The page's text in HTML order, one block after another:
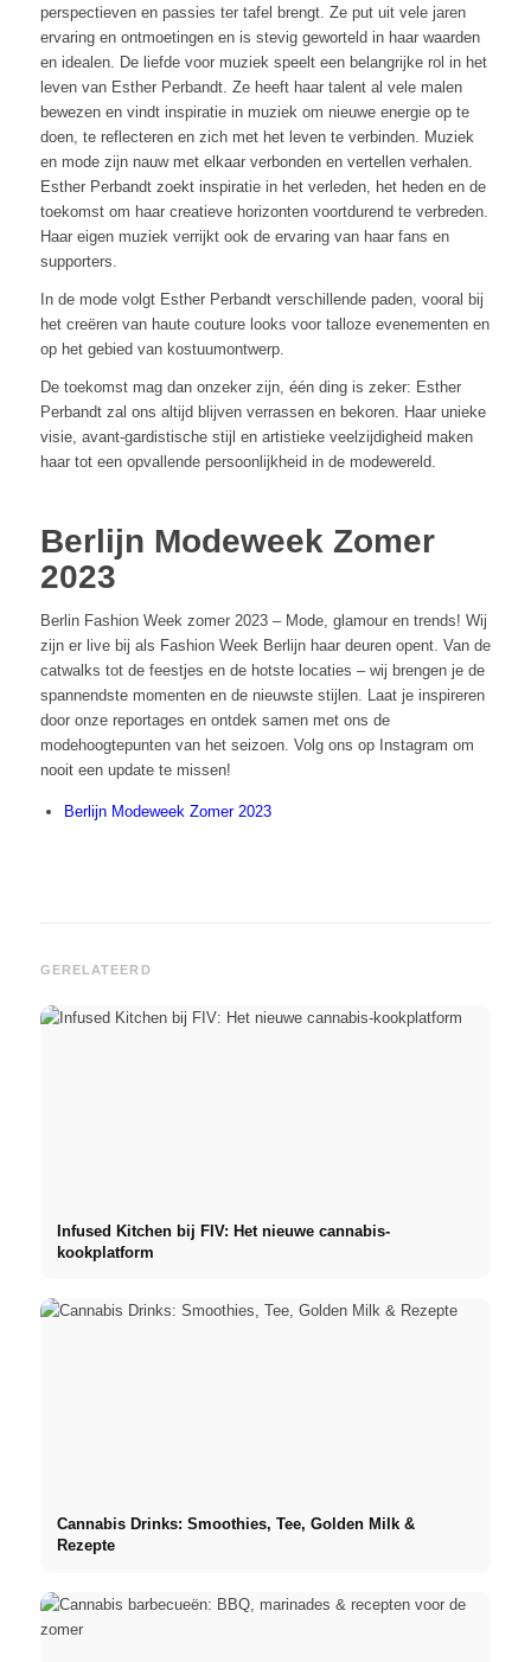
perspectieven en passies ter tafel brengt. Ze put uit vele jaren
ervaring en ontmoetingen en is stevig geworteld in haar waarden
en idealen. De liefde voor muziek speelt een belangrijke rol in het
leven van Esther Perbandt. Ze heeft haar talent al vele malen
bewezen en vindt inspiratie in muziek om nieuwe energie op te
doen, te reflecteren en zich met het leven te verbinden. Muziek
en mode zijn nauw met elkaar verbonden en vertellen verhalen.
Esther Perbandt zoekt inspiratie in het verleden, het heden en de
toekomst om haar creatieve horizonten voortdurend te verbreden.
Haar eigen muziek verrijkt ook de ervaring van haar fans en
supporters.
In de mode volgt Esther Perbandt verschillende paden, vooral bij
het creëren van haute couture looks voor talloze evenementen en
op het gebied van kostuumontwerp.
De toekomst mag dan onzeker zijn, één ding is zeker: Esther
Perbandt zal ons altijd blijven verrassen en bekoren. Haar unieke
visie, avant-gardistische stijl en artistieke veelzijdigheid maken
haar tot een opvallende persoonlijkheid in de modewereld.
Berlijn Modeweek Zomer
2023
Berlin Fashion Week zomer 2023 – Mode, glamour en trends! Wij
zijn er live bij als Fashion Week Berlijn haar deuren opent. Van de
catwalks tot de feestjes en de hotste locaties – wij brengen je de
spannendste momenten en de nieuwste stijlen. Laat je inspireren
door onze reportages en ontdek samen met ons de
modehoogtepunten van het seizoen. Volg ons op Instagram om
nooit een update te missen!
Berlijn Modeweek Zomer 2023
GERELATEERD
Infused Kitchen bij FIV: Het nieuwe cannabis-
kookplatform
Cannabis Drinks: Smoothies, Tee, Golden Milk &
Rezepte